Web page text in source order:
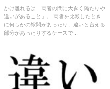
例文
かけ離れるは「両者の間に大きく隔たりや
違いがあること」。 両者を比較したとき
に何らかの隙間があったり、違いと言える
部分があったりするケースで...